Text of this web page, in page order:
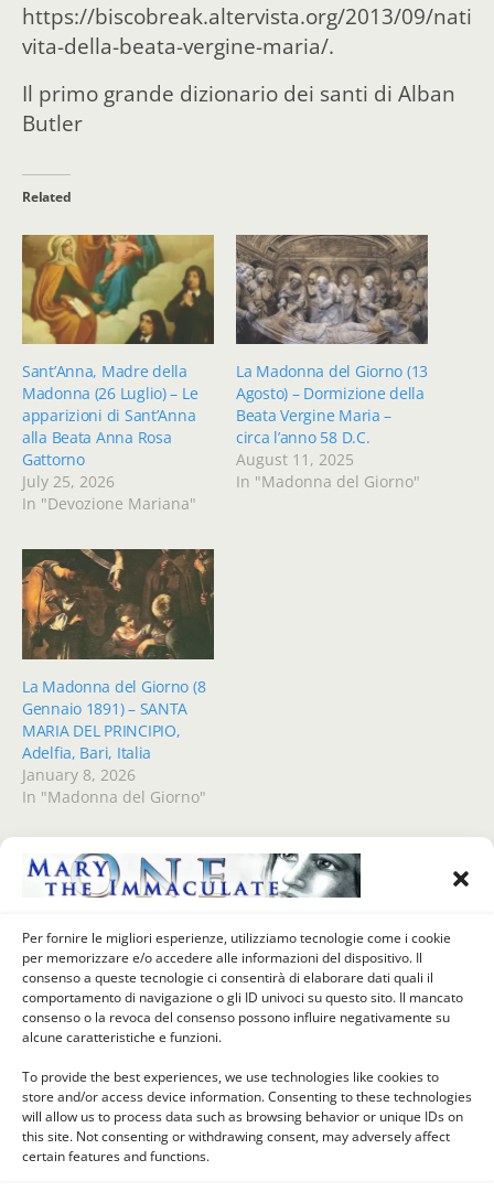
Per fornire le migliori esperienze, utilizziamo tecnologie come i cookie
per memorizzare e/o accedere alle informazioni del dispositivo. Il
consenso a queste tecnologie ci consentirà di elaborare dati quali il
comportamento di navigazione o gli ID univoci su questo sito. Il mancato
consenso o la revoca del consenso possono influire negativamente su
alcune caratteristiche e funzioni.
To provide the best experiences, we use technologies like cookies to
store and/or access device information. Consenting to these technologies
will allow us to process data such as browsing behavior or unique IDs on
this site. Not consenting or withdrawing consent, may adversely affect
certain features and functions.
https://biscobreak.altervista.org/2013/09/nati
vita-della-beata-vergine-maria/.
Il primo grande dizionario dei santi di Alban
Butler
Related
Sant’Anna, Madre della
Madonna (26 Luglio) – Le
apparizioni di Sant’Anna
alla Beata Anna Rosa
Gattorno
July 25, 2026
In "Devozione Mariana"
La Madonna del Giorno (13
Agosto) – Dormizione della
Beata Vergine Maria –
circa l’anno 58 D.C.
August 11, 2025
In "Madonna del Giorno"
La Madonna del Giorno (8
Gennaio 1891) – SANTA
MARIA DEL PRINCIPIO,
Adelfia, Bari, Italia
January 8, 2026
In "Madonna del Giorno"
La Madonna Del Giorno (7
Settembre 1921) -
Fondazione Della Legione Di
Maria Da Frank Duff
La Madonna Del Giorno (9
Settembre) - SANTA MARIA
LA ANTIGUA, Panamá
Back to top
Mobile